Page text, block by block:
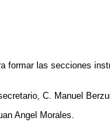
formar las secciones
C. Manuel
Angel Morales.